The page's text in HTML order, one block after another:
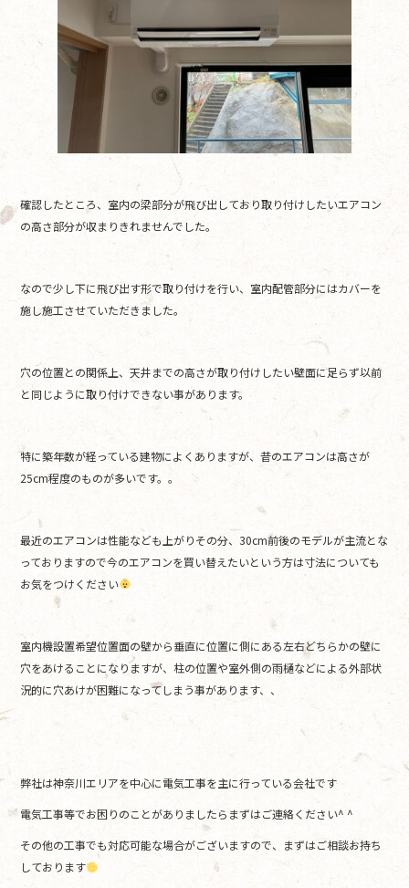
確認したところ、室内の梁部分が飛び出しており取り付けしたいエアコン
の高さ部分が収まりきれませんでした。
なので少し下に飛び出す形で取り付けを行い、室内配管部分にはカバーを
施し施工させていただきました。
穴の位置との関係上、天井までの高さが取り付けしたい壁面に足らず以前
と同じように取り付けできない事があります。
特に築年数が経っている建物によくありますが、昔のエアコンは高さが
25cm程度のものが多いです。。
最近のエアコンは性能なども上がりその分、30cm前後のモデルが主流とな
っておりますので今のエアコンを買い替えたいという方は寸法についても
お気をつけください
室内機設置希望位置面の壁から垂直に位置に側にある左右どちらかの壁に
穴をあけることになりますが、柱の位置や室外側の雨樋などによる外部状
況的に穴あけが困難になってしまう事があります、、
弊社は神奈川エリアを中心に電気工事を主に行っている会社です
電気工事等でお困りのことがありましたらまずはご連絡ください^ ^
その他の工事でも対応可能な場合がございますので、まずはご相談お持ち
しております